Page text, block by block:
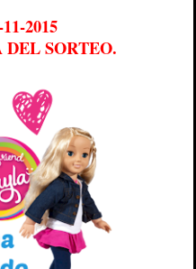
2015
SORTEO.